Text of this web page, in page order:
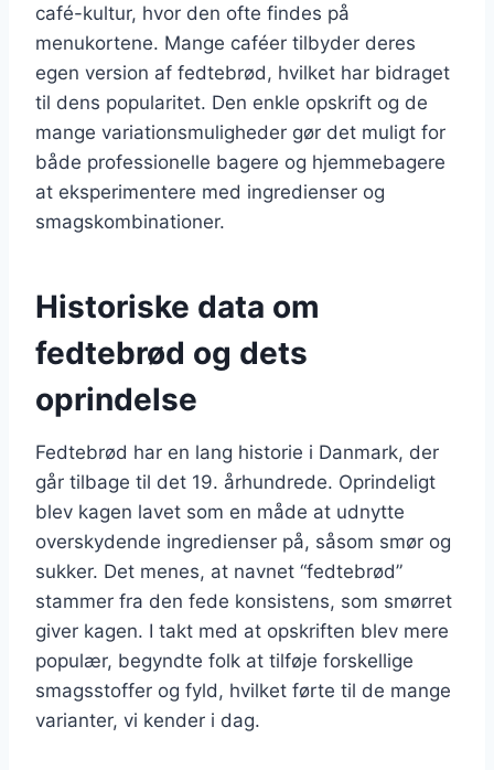
café-kultur, hvor den ofte findes på
menukortene. Mange caféer tilbyder deres
egen version af fedtebrød, hvilket har bidraget
til dens popularitet. Den enkle opskrift og de
mange variationsmuligheder gør det muligt for
både professionelle bagere og hjemmebagere
at eksperimentere med ingredienser og
smagskombinationer.
Historiske data om
fedtebrød og dets
oprindelse
Fedtebrød har en lang historie i Danmark, der
går tilbage til det 19. århundrede. Oprindeligt
blev kagen lavet som en måde at udnytte
overskydende ingredienser på, såsom smør og
sukker. Det menes, at navnet “fedtebrød”
stammer fra den fede konsistens, som smørret
giver kagen. I takt med at opskriften blev mere
populær, begyndte folk at tilføje forskellige
smagsstoffer og fyld, hvilket førte til de mange
varianter, vi kender i dag.